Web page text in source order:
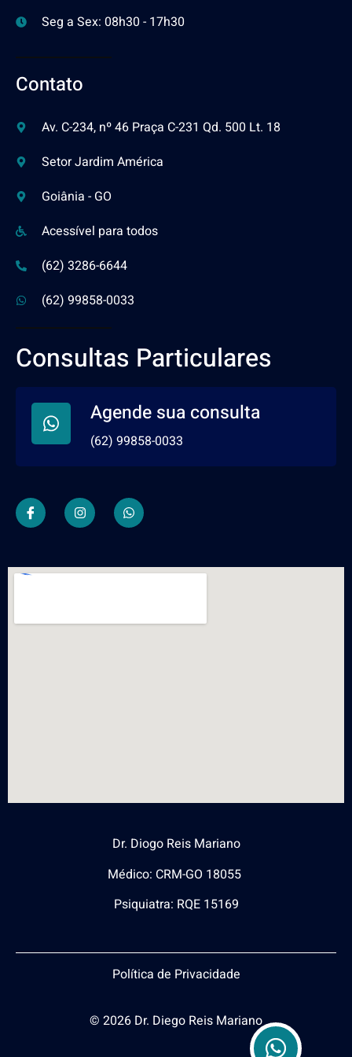
Seg a Sex: 08h30 - 17h30
Contato
Av. C-234, nº 46 Praça C-231 Qd. 500 Lt. 18
Setor Jardim América
Goiânia - GO
Acessível para todos
(62) 3286-6644
(62) 99858-0033
Consultas Particulares
Agende sua consulta
(62) 99858-0033
Dr. Diogo Reis Mariano
Médico: CRM-GO 18055
Psiquiatra: RQE 15169
Política de Privacidade
© 2026 Dr. Diego Reis Mariano